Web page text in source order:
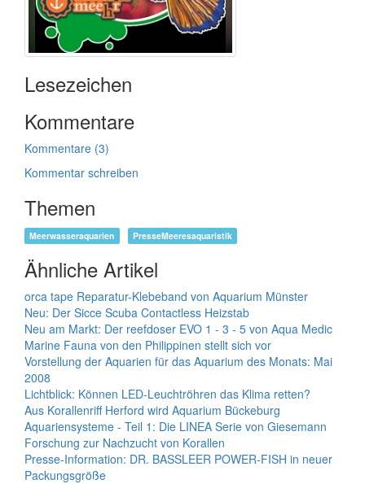
Lesezeichen
Kommentare
Kommentare (3)
Kommentar schreiben
Themen
Meerwasseraquarien PresseMeeresaquaristik
Ähnliche Artikel
orca tape Reparatur-Klebeband von Aquarium Münster
Neu: Der Sicce Scuba Contactless Heizstab
Neu am Markt: Der reefdoser EVO 1 - 3 - 5 von Aqua Medic
Marine Fauna von den Philippinen stellt sich vor
Vorstellung der Aquarien für das Aquarium des Monats: Mai
2008
Lichtblick: Können LED-Leuchtröhren das Klima retten?
Aus Korallenriff Herford wird Aquarium Bückeburg
Aquariensysteme - Teil 1: Die LINEA Serie von Giesemann
Forschung zur Nachzucht von Korallen
Presse-Information: DR. BASSLEER POWER-FISH in neuer
Packungsgröße